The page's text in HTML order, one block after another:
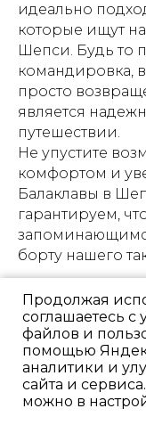
идеально
которые ищут
Шепси. Будь то
командировка,
просто
является
путешествии.
Не упустите
комфортом и
Балаклавы в
гарантируем,
борту нашего
Продолжая
соглашаетесь с
файлов и
помощью
аналитики и
сайта и
можно в